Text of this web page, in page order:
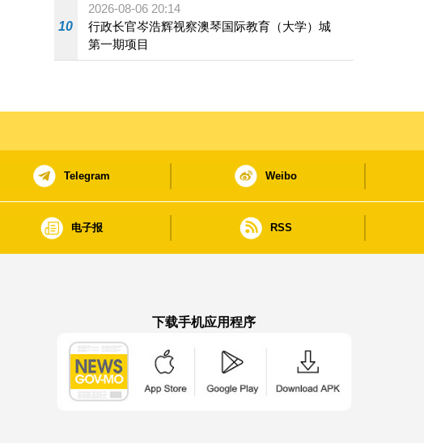
10
2026-08-06 20:14
行政长官岑浩辉视察澳琴国际教育（大学）城
第一期项目
Telegram Weibo
电子报 RSS
下载手机应用程序